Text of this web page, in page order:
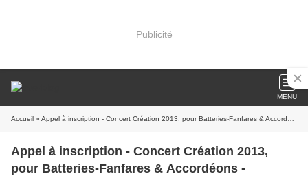
Publicité
MENU
Accueil » Appel à inscription - Concert Création 2013, pour Batteries-Fanfares & Accordéons - Ardèche(07)
Appel à inscription - Concert Création 2013,
pour Batteries-Fanfares & Accordéons -